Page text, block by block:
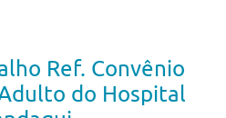
Ref. Convênio
do Hospital